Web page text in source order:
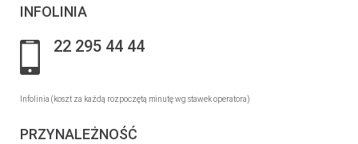
INFOLINIA
22 295 44 44
Infolinia (koszt za każdą rozpoczętą minutę wg stawek operatora)
PRZYNALEŻNOŚĆ